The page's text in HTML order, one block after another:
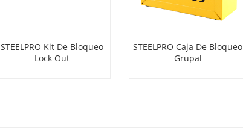
STEELPRO Kit De Bloqueo
Lock Out
STEELPRO Caja De Bloqueo
Grupal